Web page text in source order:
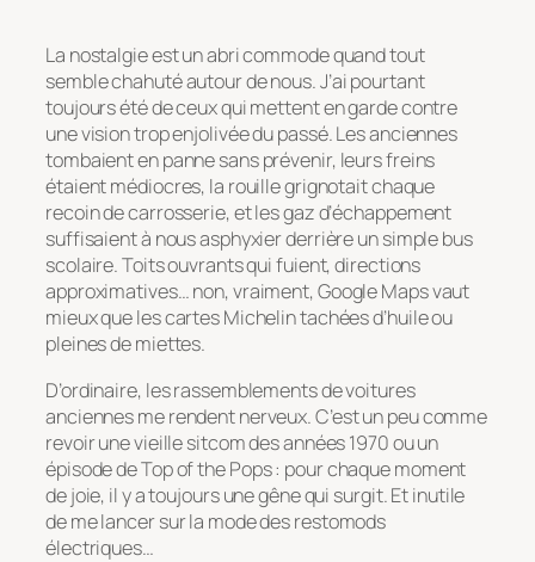
La nostalgie est un abri commode quand tout
semble chahuté autour de nous. J’ai pourtant
toujours été de ceux qui mettent en garde contre
une vision trop enjolivée du passé. Les anciennes
tombaient en panne sans prévenir, leurs freins
étaient médiocres, la rouille grignotait chaque
recoin de carrosserie, et les gaz d’échappement
suffisaient à nous asphyxier derrière un simple bus
scolaire. Toits ouvrants qui fuient, directions
approximatives… non, vraiment, Google Maps vaut
mieux que les cartes Michelin tachées d’huile ou
pleines de miettes.
D’ordinaire, les rassemblements de voitures
anciennes me rendent nerveux. C’est un peu comme
revoir une vieille sitcom des années 1970 ou un
épisode deTop of the Pops: pour chaque moment
de joie, il y a toujours une gêne qui surgit. Et inutile
de me lancer sur la mode des restomods
électriques…